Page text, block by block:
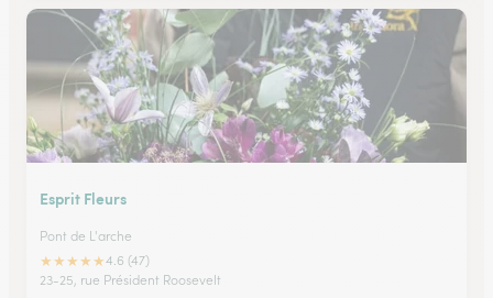
Esprit Fleurs
Pont de L'arche
★★★★★4.6 (47)
23-25, rue Président Roosevelt